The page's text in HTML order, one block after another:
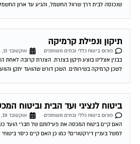
שנכנסה לבית דרך שרוול החשמל, והגיע עד ארון
תיקון ונפילת קרמיקה
פורום ביטוח כללי ובתים משותפים
אוקטובר 13, 2004
בבנין אצלינו בוצע תיקון בצנרת. הצנרת קרובה לאחת
לשכן קרמיקה בשירותים. השכן דורש שהוועד יתקן
ביטוח לנציגי ועד הבית וביטוח
פורום ביטוח כללי ובתים משותפים
אוקטובר 28, 2004
האם קיים ביטוח המכסה את פעילותם של חברי הועד
למשל בעניין דירקטורים? כמו כן האם קיים כיסוי